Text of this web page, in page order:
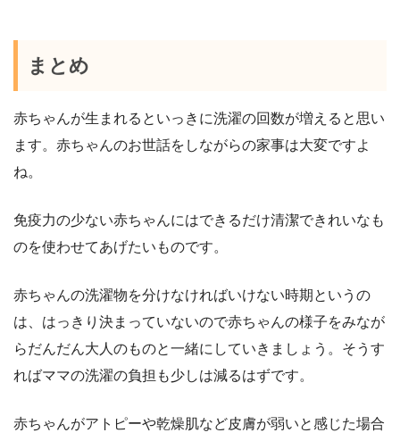
まとめ
赤ちゃんが生まれるといっきに洗濯の回数が増えると思い
ます。赤ちゃんのお世話をしながらの家事は大変ですよ
ね。
免疫力の少ない赤ちゃんにはできるだけ清潔できれいなも
のを使わせてあげたいものです。
赤ちゃんの洗濯物を分けなければいけない時期というの
は、はっきり決まっていないので赤ちゃんの様子をみなが
らだんだん大人のものと一緒にしていきましょう。そうす
ればママの洗濯の負担も少しは減るはずです。
赤ちゃんがアトピーや乾燥肌など皮膚が弱いと感じた場合